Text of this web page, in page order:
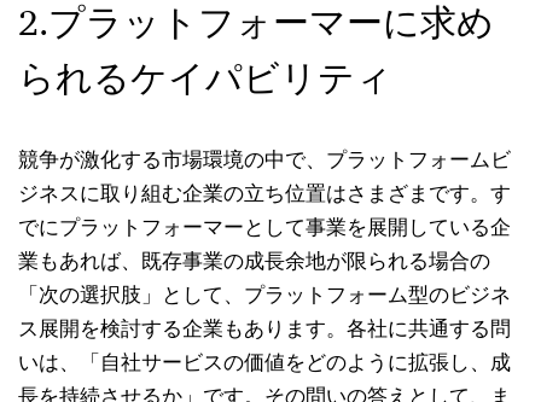
2.プラットフォーマーに求め
られるケイパビリティ
競争が激化する市場環境の中で、プラットフォームビ
ジネスに取り組む企業の立ち位置はさまざまです。す
でにプラットフォーマーとして事業を展開している企
業もあれば、既存事業の成長余地が限られる場合の
「次の選択肢」として、プラットフォーム型のビジネ
ス展開を検討する企業もあります。各社に共通する問
いは、「自社サービスの価値をどのように拡張し、成
長を持続させるか」です。その問いの答えとして、ま